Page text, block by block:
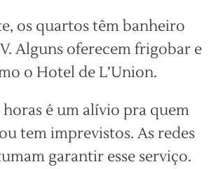
os quartos têm banheiro
Alguns oferecem frigobar e
o Hotel de L’Union.
horas é um alívio pra quem
tem imprevistos. As redes
garantir esse serviço.